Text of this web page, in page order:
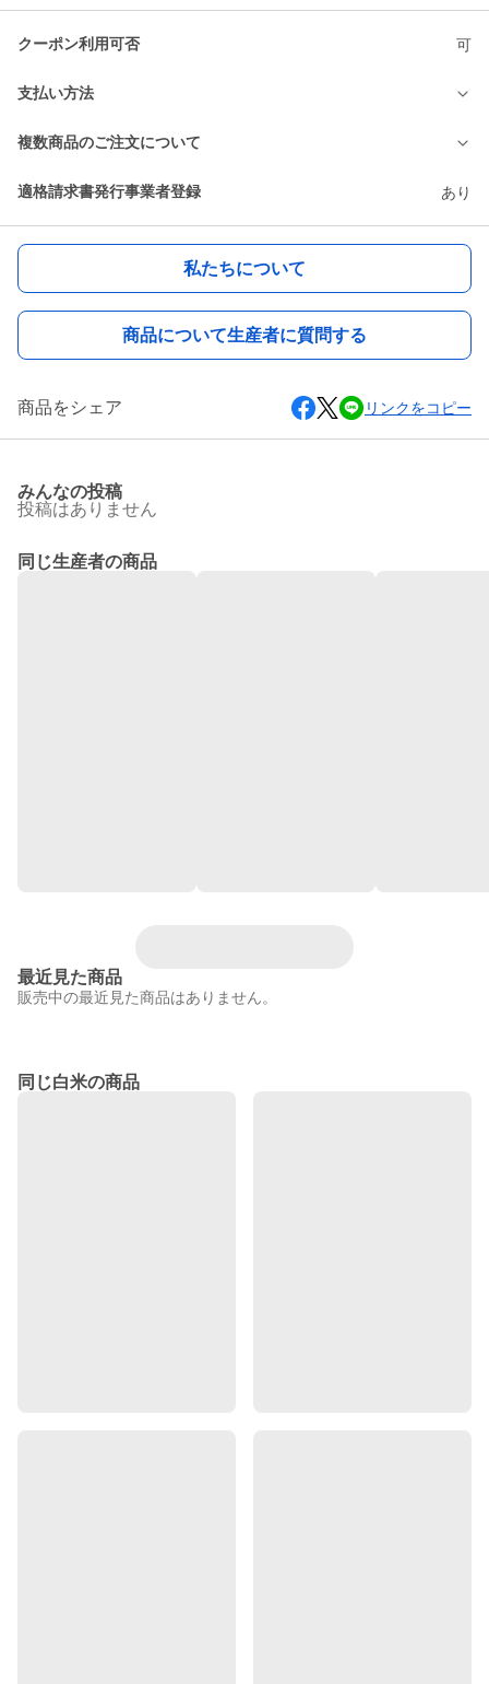
クーポン利用可否 可
支払い方法
複数商品のご注文について
適格請求書発行事業者登録 あり
私たちについて
商品について生産者に質問する
商品をシェア リンクをコピー
みんなの投稿
投稿はありません
同じ生産者の商品
最近見た商品
販売中の最近見た商品はありません。
同じ白米の商品